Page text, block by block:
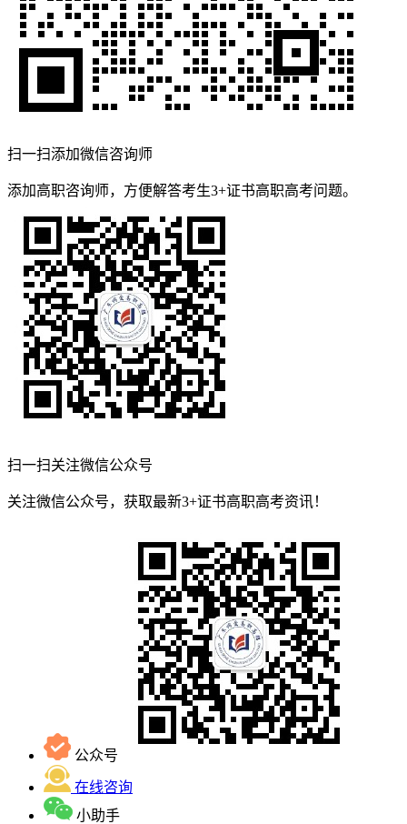
扫一扫添加微信咨询师
添加高职咨询师，方便解答考生3+证书高职高考问题。
扫一扫关注微信公众号
关注微信公众号，获取最新3+证书高职高考资讯！
公众号
在线咨询
小助手